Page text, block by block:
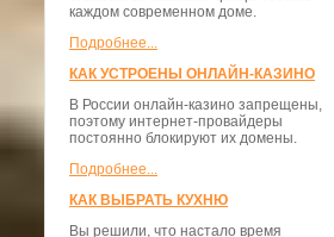
каждом современном доме.
Подробнее...
КАК УСТРОЕНЫ ОНЛАЙН-КАЗИНО
В России онлайн-казино запрещены,
поэтому интернет-провайдеры
постоянно блокируют их домены.
Подробнее...
КАК ВЫБРАТЬ КУХНЮ
Вы решили, что настало время